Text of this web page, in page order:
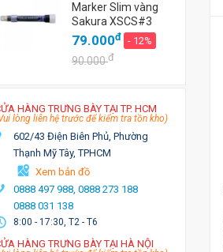
Marker Slim vàng
Sakura XSCS#3
79.000đ - 12%
90.000đ
HÀNG TRƯNG BÀY TẠI TP. HCM
lòng liên hệ trước để kiểm tra tồn kho)
602/43 Điện Biên Phủ, Phường
Thạnh Mỹ Tây, TPHCM
Xem bản đồ
0888 497 988, 0888 273 188
0888 031 138
8:00 - 17:30, T2 - T6
HÀNG TRƯNG BÀY TẠI HÀ NỘI